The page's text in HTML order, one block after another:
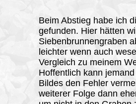
Beim Abstieg habe ich
gefunden. Hier hätten
Siebenbrunnengraben
leichter wenn auch
Vergleich zu meinem
Hoffentlich kann
Bildes den Fehler
weiterer Folge dann